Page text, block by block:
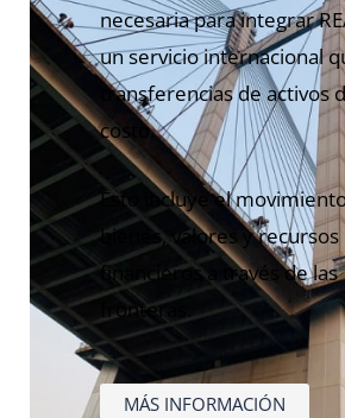
necesaria para integrar
un servicio internacional
transferencias de activos
costo.
Esto incluye el
bienes, valores y recursos
financieros a través de las
fronteras.
MÁS INFORMACIÓN